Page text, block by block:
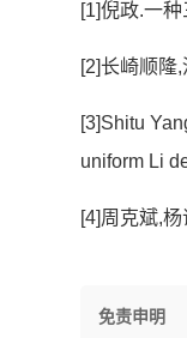
[1]倪政.一
[2]长崎顺隆
[3]Shitu
uniform Li
[4]周克斌,
免责申明